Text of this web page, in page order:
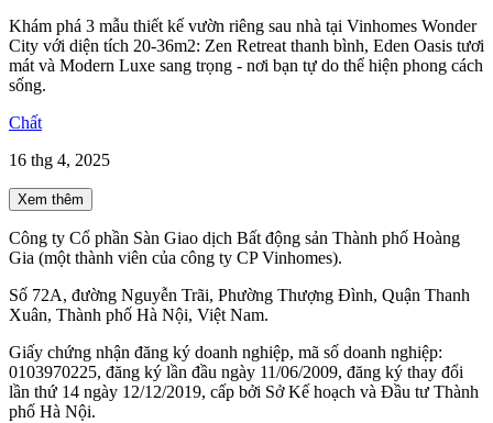
Khám phá 3 mẫu thiết kế vườn riêng sau nhà tại Vinhomes Wonder
City với diện tích 20-36m2: Zen Retreat thanh bình, Eden Oasis tươi
mát và Modern Luxe sang trọng - nơi bạn tự do thể hiện phong cách
sống.
Chất
16 thg 4, 2025
Xem thêm
Công ty Cổ phần Sàn Giao dịch Bất động sản Thành phố Hoàng
Gia (một thành viên của công ty CP Vinhomes).
Số 72A, đường Nguyễn Trãi, Phường Thượng Đình, Quận Thanh
Xuân, Thành phố Hà Nội, Việt Nam.
Giấy chứng nhận đăng ký doanh nghiệp, mã số doanh nghiệp:
0103970225, đăng ký lần đầu ngày 11/06/2009, đăng ký thay đổi
lần thứ 14 ngày 12/12/2019, cấp bởi Sở Kế hoạch và Đầu tư Thành
phố Hà Nội.